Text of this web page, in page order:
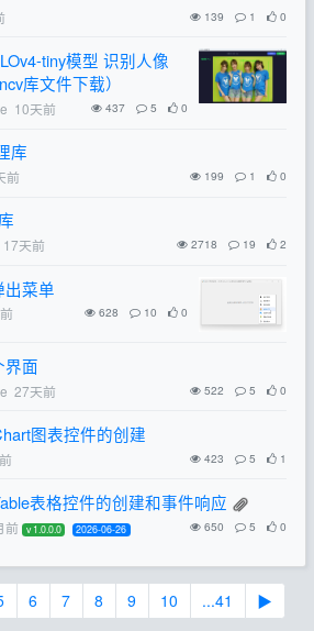
139 1 0
tiny模型 识别人像
库文件下载）
10天前 437 5 0
库
前 199 1 0
17天前 2718 19 2
出菜单
628 10 0
界面
27天前 522 5 0
图表控件的创建
423 5 1
表格控件的创建和事件响应
前 v 1.0.0.0 2026-06-26 650 5 0
6 7 8 9 10 ...41 ▶